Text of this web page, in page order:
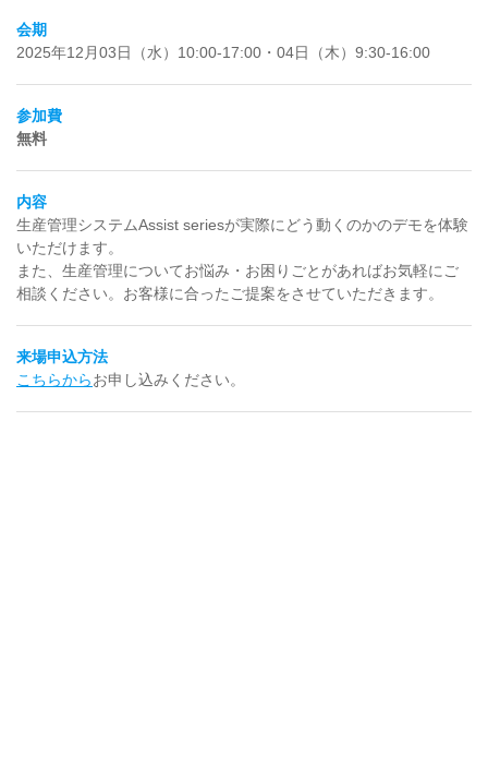
会期
2025年12月03日（水）10:00-17:00・04日（木）9:30-16:00
参加費
無料
内容
生産管理システムAssist seriesが実際にどう動くのかのデモを体験
いただけます。
また、生産管理についてお悩み・お困りごとがあればお気軽にご
相談ください。お客様に合ったご提案をさせていただきます。
来場申込方法
こちらからお申し込みください。